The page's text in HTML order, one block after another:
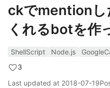
ckでmentionし
くれるbotを作
ShellScript Node.js
3
Last updated at 2018-07-19